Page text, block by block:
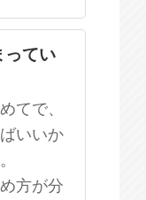
ってい
てで、
いいか
方が分